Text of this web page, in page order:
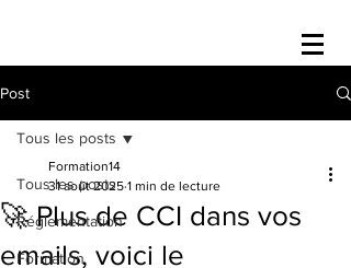
Post
Tous les posts
Réglementation
Formation
Tous les posts
🚀 Plus de CCI dans vos
emails, voici le
Formation14
31 août 2025 1 min de lecture